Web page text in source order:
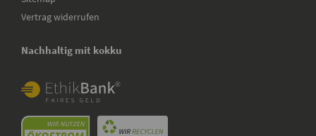
Vertrag widerrufen
Nachhaltig mit kokku